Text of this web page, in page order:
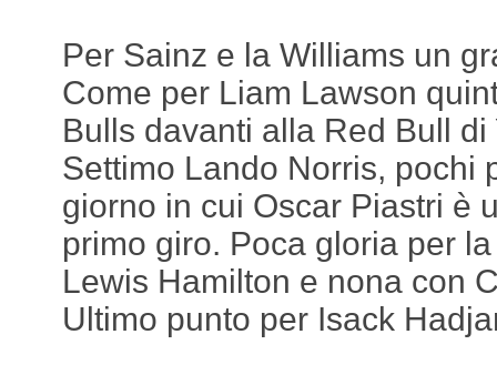
Per Sainz e la Williams un
Come per Liam Lawson
Bulls davanti alla Red Bull di
Settimo Lando Norris, pochi
giorno in cui Oscar Piastri è
primo giro. Poca gloria per
Lewis Hamilton e nona con
Ultimo punto per Isack